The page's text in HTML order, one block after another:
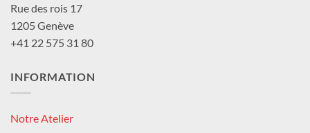
Rue des rois 17
1205 Genève
+41 22 575 31 80
INFORMATION
Notre Atelier